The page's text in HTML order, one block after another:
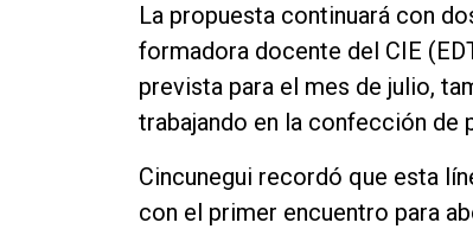
La propuesta continuará con
formadora docente del CIE
prevista para el mes de julio,
trabajando en la confección
Cincunegui recordó que esta
con el primer encuentro para